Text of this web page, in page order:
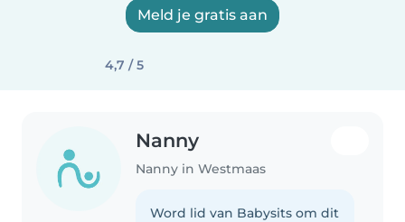
Meld je gratis aan
4,7 / 5
Nanny
Nanny in Westmaas
Word lid van Babysits om dit